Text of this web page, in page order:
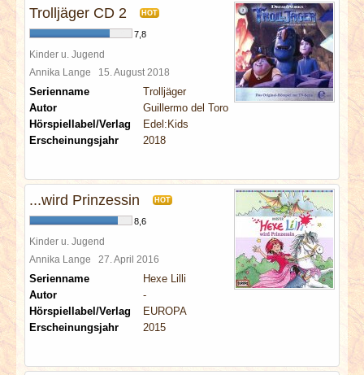
Trolljäger CD 2 HOT
7,8
Kinder u. Jugend
Annika Lange 15. August 2018
Serienname
Trolljäger
Autor
Guillermo del Toro
Hörspiellabel/Verlag
Edel:Kids
Erscheinungsjahr
2018
...wird Prinzessin HOT
8,6
Kinder u. Jugend
Annika Lange 27. April 2016
Serienname
Hexe Lilli
Autor
-
Hörspiellabel/Verlag
EUROPA
Erscheinungsjahr
2015